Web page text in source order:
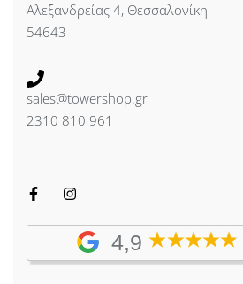
Αλεξανδρείας 4, Θεσσαλονίκη
54643
sales@towershop.gr
2310 810 961
4,9